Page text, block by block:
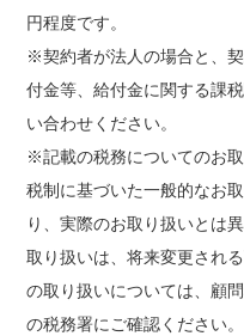
円程度です。
※契約者が法人の場合と、
付金等、給付金に関する課
い合わせください。
※記載の税務についてのお
税制に基づいた一般的なお
り、実際のお取り扱いとは
取り扱いは、将来変更され
の取り扱いについては、顧
の税務署にご確認ください。